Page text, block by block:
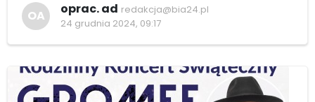
OA oprac. ad redakcja@bia24.pl
24 grudnia 2024, 09:17